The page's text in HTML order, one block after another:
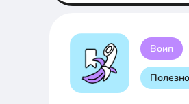
регистрацией его на
Воип
Полезно